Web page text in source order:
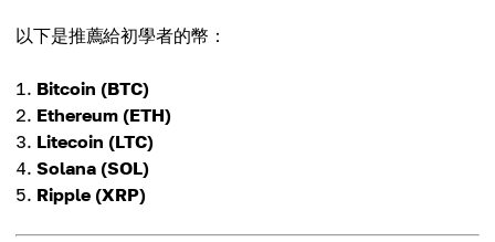
以下是推薦給初學者的幣：
Bitcoin (BTC)
Ethereum (ETH)
Litecoin (LTC)
Solana (SOL)
Ripple (XRP)